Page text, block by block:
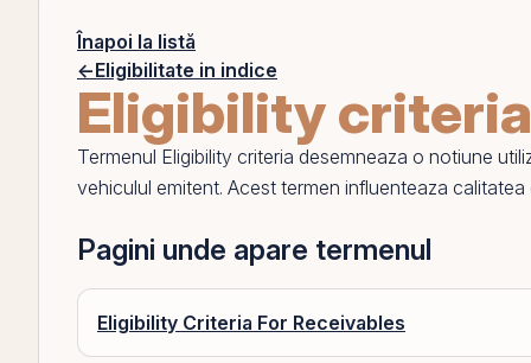
Înapoi la listă
←Eligibilitate in indice
Eligibility criteria
Termenul Eligibility criteria desemneaza o notiune
vehiculul emitent. Acest termen influenteaza
Pagini unde apare termenul
Eligibility Criteria For Receivables